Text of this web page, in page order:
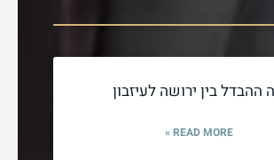
ההבדל בין ירושה לעיזבון
READ MORE »